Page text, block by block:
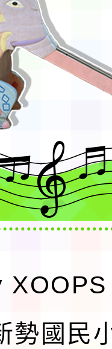
XOOPS
勢國民